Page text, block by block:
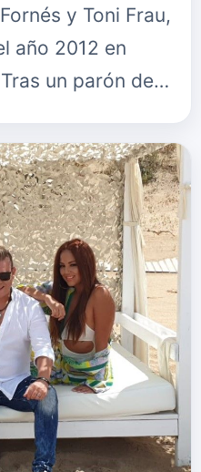
y Toni Frau,
año 2012 en
un parón de
M…